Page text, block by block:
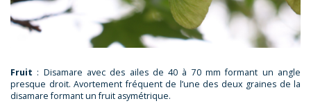
Fruit : Disamare avec des ailes de 40 à 70 mm formant un angle
presque droit. Avortement fréquent de l’une des deux graines de la
disamare formant un fruit asymétrique.